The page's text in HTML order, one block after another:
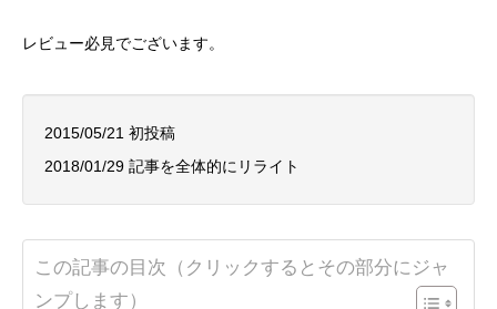
レビュー必見でございます。
2015/05/21 初投稿
2018/01/29 記事を全体的にリライト
この記事の目次（クリックするとその部分にジャ
ンプします）